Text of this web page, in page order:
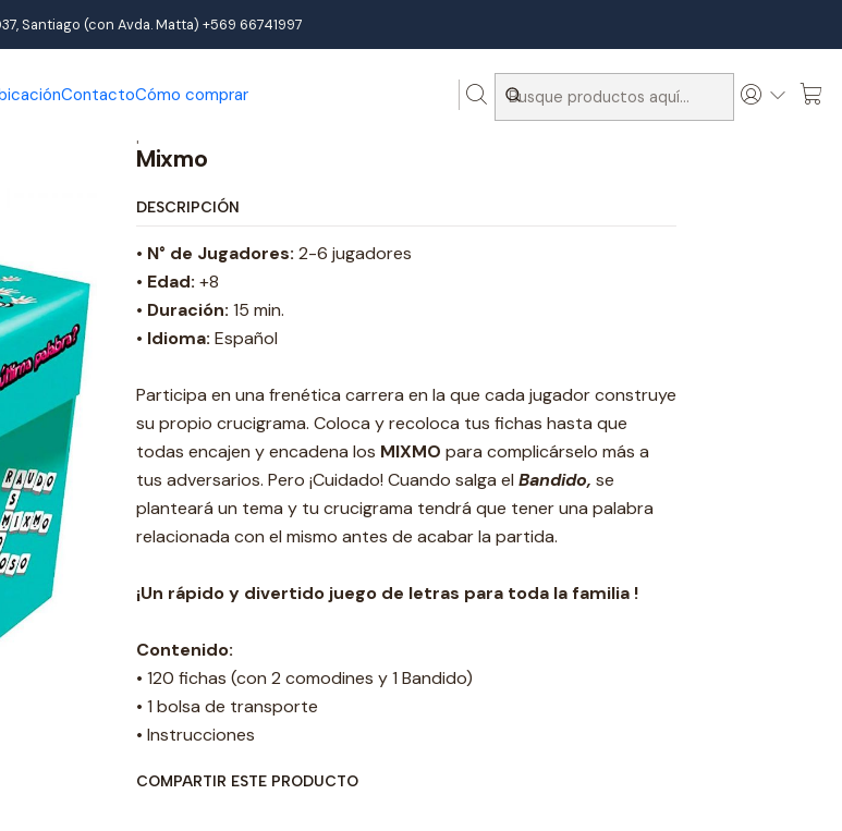
ContactoCómo comprar
Santiago (con Avda. Matta) +569 66741997
Juegos de interior Juegos de mesa Mixmo
|
Mixmo
DESCRIPCIÓN
• N° de Jugadores: 2-6 jugadores
• Edad: +8
• Duración: 15 min.
• Idioma: Español
Participa en una frenética carrera en la que cada jugador construye
su propio crucigrama. Coloca y recoloca tus fichas hasta que
todas encajen y encadena los MIXMO para complicárselo más a
tus adversarios. Pero ¡Cuidado! Cuando salga el Bandido, se
planteará un tema y tu crucigrama tendrá que tener una palabra
relacionada con el mismo antes de acabar la partida.
¡Un rápido y divertido juego de letras para toda la familia !
Contenido:
• 120 fichas (con 2 comodines y 1 Bandido)
• 1 bolsa de transporte
• Instrucciones
COMPARTIR ESTE PRODUCTO